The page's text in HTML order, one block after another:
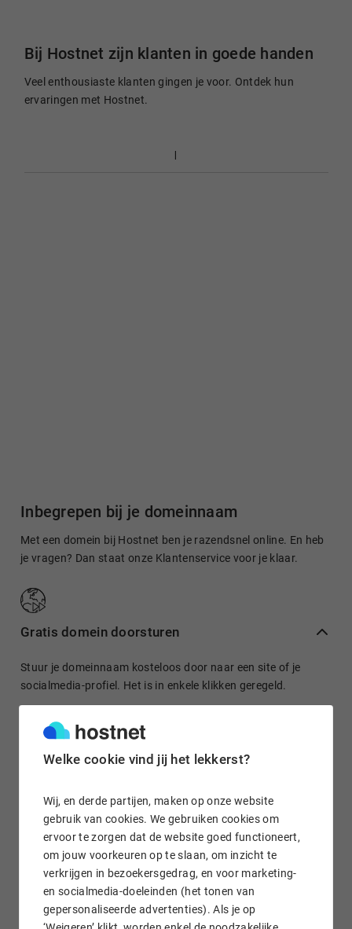
Welke cookie vind jij het lekkerst?
Wij, en derde partijen, maken op onze website
gebruik van cookies. We gebruiken cookies om
ervoor te zorgen dat de website goed functioneert,
om jouw voorkeuren op te slaan, om inzicht te
verkrijgen in bezoekersgedrag, en voor marketing-
en socialmedia-doeleinden (het tonen van
gepersonaliseerde advertenties). Als je op
Bij Hostnet zijn klanten in goede handen
Veel enthousiaste klanten gingen je voor. Ontdek hun
ervaringen met Hostnet.
Inbegrepen bij je domeinnaam
Met een domein bij Hostnet ben je razendsnel online. En heb
je vragen? Dan staat onze Klantenservice voor je klaar.
Gratis domein doorsturen
Stuur je domeinnaam kosteloos door naar een site of je
socialmedia-profiel. Het is in enkele klikken geregeld.
Gratis e-mail doorsturen
Wij staan voor je klaar!